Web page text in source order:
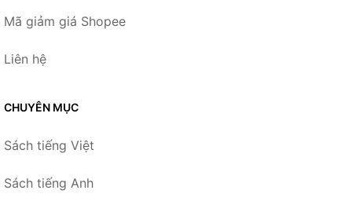
Mã giảm giá Shopee
Liên hệ
CHUYÊN MỤC
Sách tiếng Việt
Sách tiếng Anh